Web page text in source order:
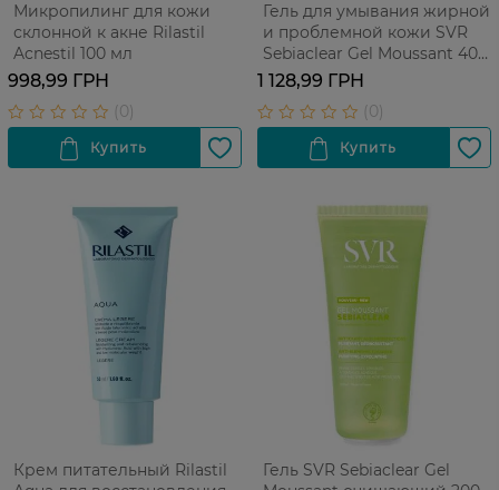
Микропилинг для кожи
склонной к акне Rilastil
Acnestil 100 мл
998,99 ГРН
Гель для умывания жирной
и проблемной кожи SVR
Sebiaclear Gel Moussant 400
мл
1 128,99 ГРН
Крем питательный Rilastil
Гель SVR Sebiaclear Gel